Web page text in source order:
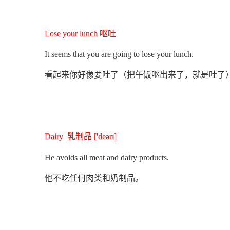
Lose your lunch 呕吐
It seems that you are going to lose your lunch.
看起来你好像要吐了（把午饭呕出来了，就是吐了
Dairy 乳制品 ['deərɪ]
He avoids all meat and dairy products.
他不吃任何肉类和奶制品。